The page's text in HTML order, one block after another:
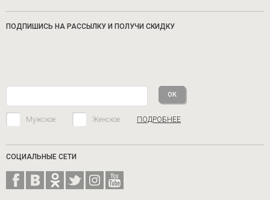
ПОДПИШИСЬ НА РАССЫЛКУ И ПОЛУЧИ СКИДКУ
Мужское Женское ПОДРОБНЕЕ
СОЦИАЛЬНЫЕ СЕТИ